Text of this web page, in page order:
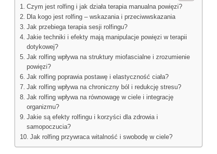
Czym jest rolfing i jak działa terapia manualna powięzi?
Dla kogo jest rolfing – wskazania i przeciwwskazania
Jak przebiega terapia sesji rolfingu?
Jakie techniki i efekty mają manipulacje powięzi w terapii
dotykowej?
Jak rolfing wpływa na struktury miofascialne i zrozumienie
powięzi?
Jak rolfing poprawia postawę i elastyczność ciała?
Jak rolfing wpływa na chroniczny ból i redukcję stresu?
Jak rolfing wpływa na równowagę w ciele i integrację
organizmu?
Jakie są efekty rolfingu i korzyści dla zdrowia i
samopoczucia?
Jak rolfing przywraca witalność i swobodę w ciele?